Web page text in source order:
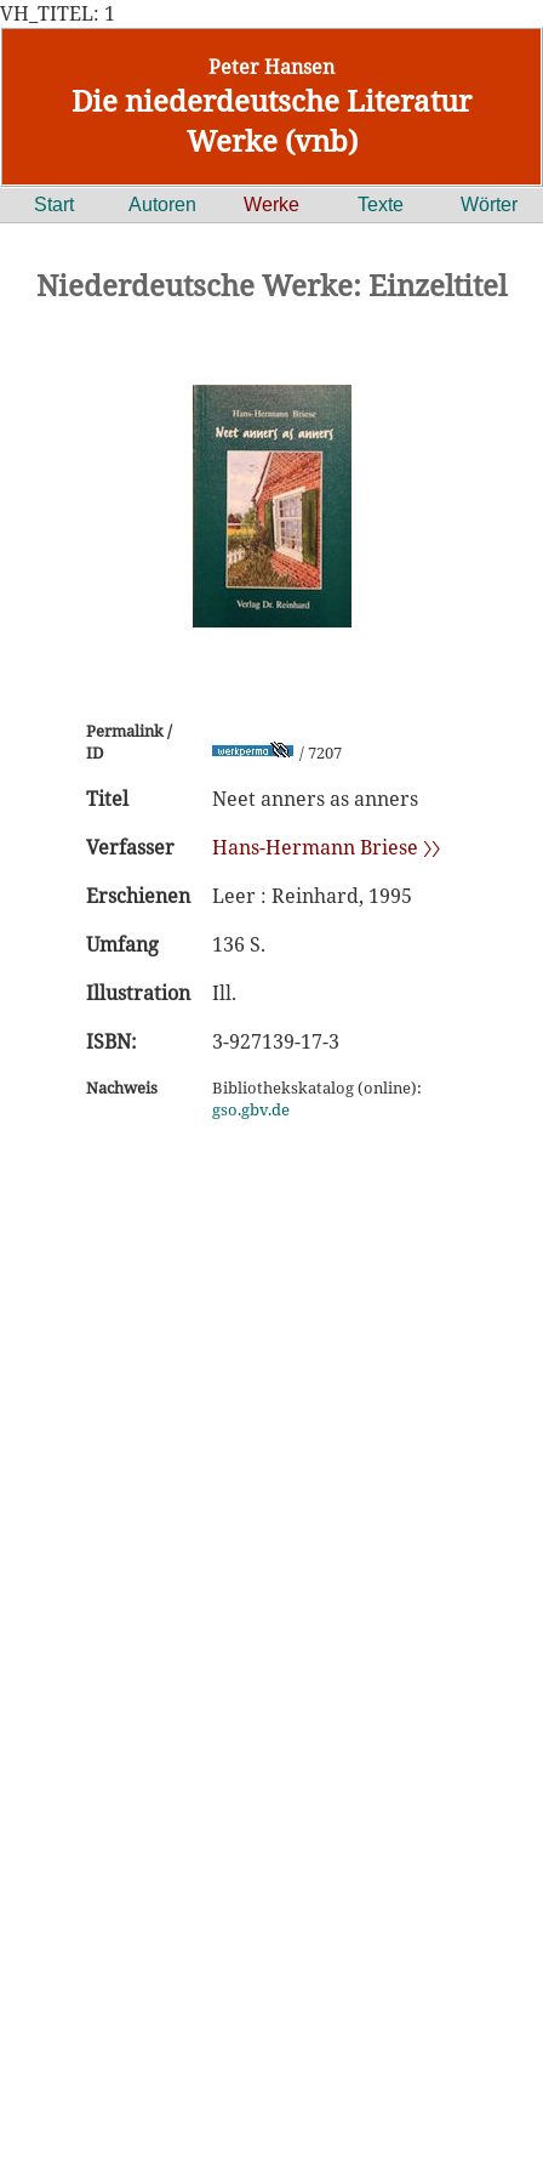
VH_TITEL: 1
Peter Hansen
Die niederdeutsche Literatur
Werke (vnb)
Start Autoren Werke Texte Wörter
Niederdeutsche Werke: Einzeltitel
Permalink /
ID
/ 7207
Titel
Neet anners as anners
Verfasser
Hans-Hermann Briese 〉〉
Erschienen
Leer : Reinhard, 1995
Umfang
136 S.
Illustration
Ill.
ISBN:
3-927139-17-3
Nachweis
Bibliothekskatalog (online):
gso.gbv.de